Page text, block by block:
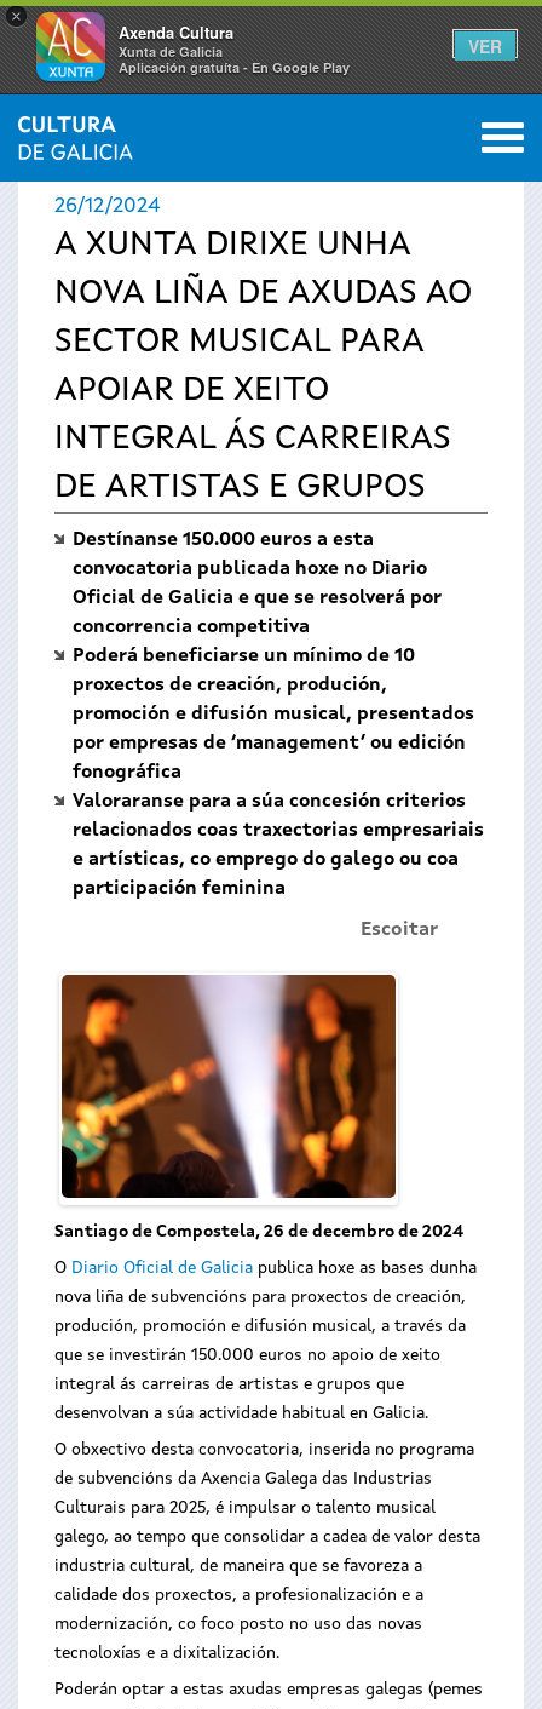
×
Axenda Cultura
Xunta de Galicia
Aplicación gratuíta - En Google Play
VER
Vostede
está
aquí
INICIO › ACTUALIDADE 0
26/12/2024
A XUNTA DIRIXE UNHA
NOVA LIÑA DE AXUDAS AO
SECTOR MUSICAL PARA
APOIAR DE XEITO
INTEGRAL ÁS CARREIRAS
DE ARTISTAS E GRUPOS
Destínanse 150.000 euros a esta
convocatoria publicada hoxe no Diario
Oficial de Galicia e que se resolverá por
concorrencia competitiva
Poderá beneficiarse un mínimo de 10
proxectos de creación, produción,
promoción e difusión musical, presentados
por empresas de ‘management’ ou edición
fonográfica
Valoraranse para a súa concesión criterios
relacionados coas traxectorias empresariais
e artísticas, co emprego do galego ou coa
participación feminina
Escoitar
Santiago de Compostela, 26 de decembro de 2024
O Diario Oficial de Galicia publica hoxe as bases dunha
nova liña de subvencións para proxectos de creación,
produción, promoción e difusión musical, a través da
que se investirán 150.000 euros no apoio de xeito
integral ás carreiras de artistas e grupos que
desenvolvan a súa actividade habitual en Galicia.
O obxectivo desta convocatoria, inserida no programa
de subvencións da Axencia Galega das Industrias
Culturais para 2025, é impulsar o talento musical
galego, ao tempo que consolidar a cadea de valor desta
industria cultural, de maneira que se favoreza a
calidade dos proxectos, a profesionalización e a
modernización, co foco posto no uso das novas
tecnoloxías e a dixitalización.
Poderán optar a estas axudas empresas galegas (pemes